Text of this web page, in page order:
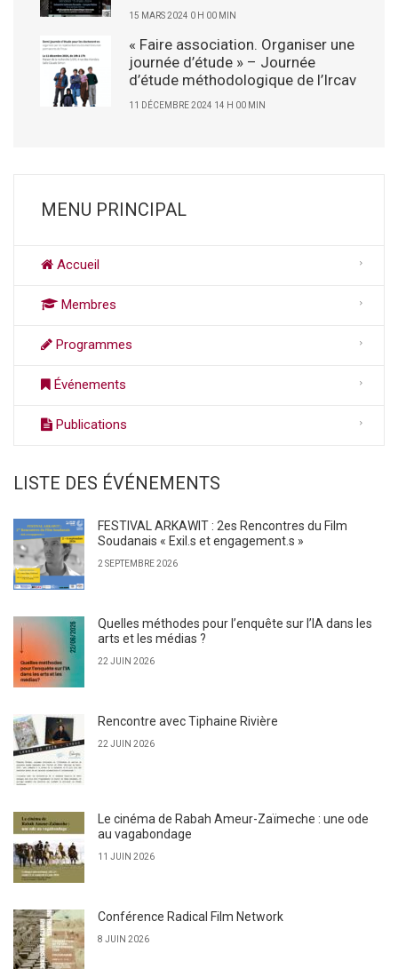
15 MARS 2024 0 H 00 MIN
« Faire association. Organiser une
journée d’étude » – Journée
d’étude méthodologique de l’Ircav
11 DÉCEMBRE 2024 14 H 00 MIN
MENU PRINCIPAL
Accueil
Membres
Programmes
Événements
Publications
LISTE DES ÉVÉNEMENTS
FESTIVAL ARKAWIT : 2es Rencontres du Film
Soudanais « Exil.s et engagement.s »
2 SEPTEMBRE 2026
Quelles méthodes pour l’enquête sur l’IA dans les
arts et les médias ?
22 JUIN 2026
Rencontre avec Tiphaine Rivière
22 JUIN 2026
Le cinéma de Rabah Ameur-Zaïmeche : une ode
au vagabondage
11 JUIN 2026
Conférence Radical Film Network
8 JUIN 2026